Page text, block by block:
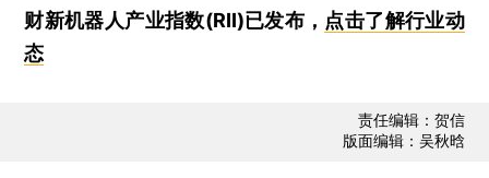
财新机器人产业指数(RII)已发布， 点击了解行业动
态
责任编辑：贺信
版面编辑：吴秋晗